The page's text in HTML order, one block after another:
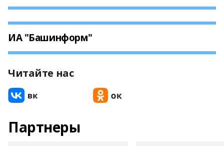
ИА "Башинформ"
Читайте нас
Партнеры